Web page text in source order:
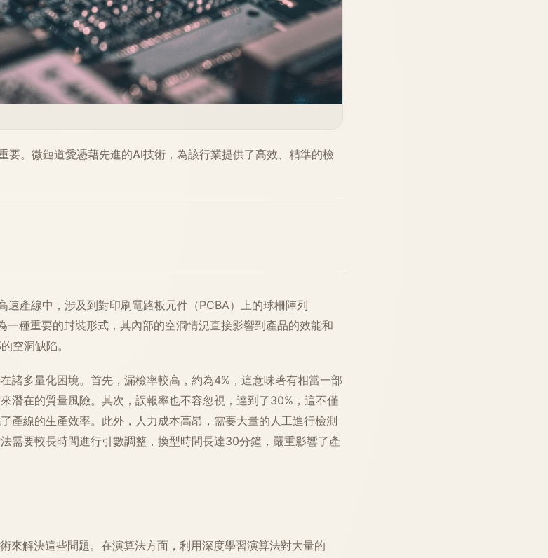
要。微鏈道愛憑藉先進的AI技術，為該行業提供了高效、精準的檢
速產線中，涉及到對印刷電路板元件（PCBA）上的球柵陣列
一種重要的封裝形式，其內部的空洞情況直接影響到產品的效能和
空洞缺陷。
諸多量化困境。首先，漏檢率較高，約為4%，這意味著有相當一部
潛在的質量風險。其次，誤報率也不容忽視，達到了30%，這不僅
產線的生產效率。此外，人力成本高昂，需要大量的人工進行檢測
需要較長時間進行引數調整，換型時間長達30分鐘，嚴重影響了產
來解決這些問題。在演算法方面，利用深度學習演算法對大量的